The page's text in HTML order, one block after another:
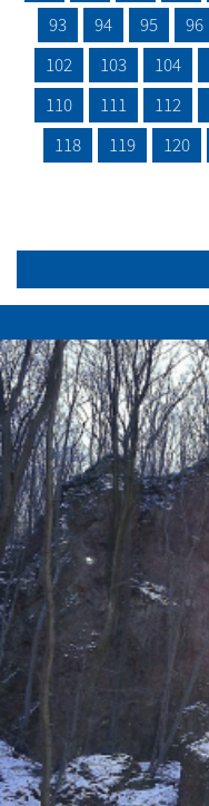
93 94 95 96
102
103 104
110
111 112
118
119 120